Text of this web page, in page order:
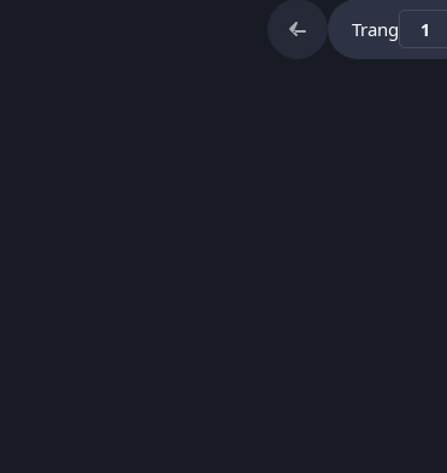
Trang